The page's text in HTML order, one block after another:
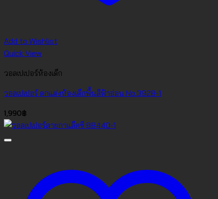
Add to Wishlist
Quick View
วอลเปเปอร์ห้องเด็ก
วอลเปเปอร์ ตกแต่งห้องเด็กพื้นสีฟ้าอ่อน No.3928-1
1,990฿